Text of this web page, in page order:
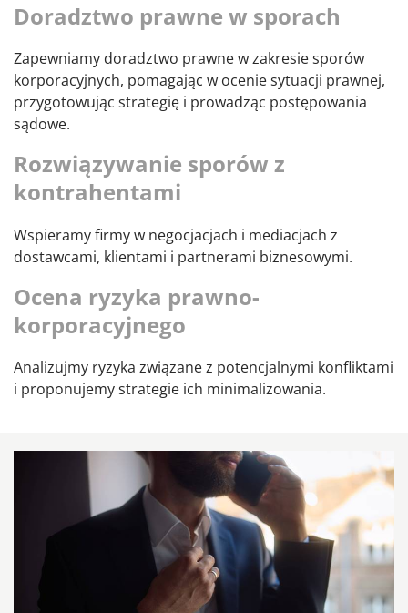
Doradztwo prawne w sporach
Zapewniamy doradztwo prawne w zakresie sporów
korporacyjnych, pomagając w ocenie sytuacji prawnej,
przygotowując strategię i prowadząc postępowania
sądowe.
Rozwiązywanie sporów z
kontrahentami
Wspieramy firmy w negocjacjach i mediacjach z
dostawcami, klientami i partnerami biznesowymi.
Ocena ryzyka prawno-
korporacyjnego
Analizujmy ryzyka związane z potencjalnymi konfliktami
i proponujemy strategie ich minimalizowania.